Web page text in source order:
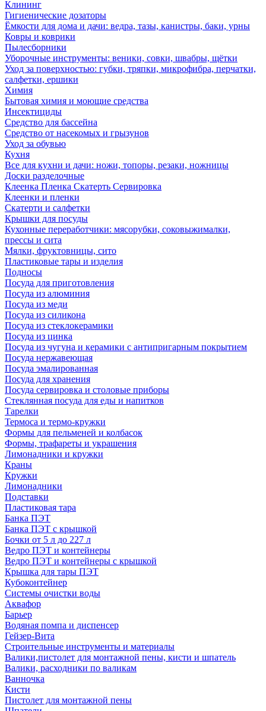
Клининг
Гигиенические дозаторы
Ёмкости для дома и дачи: ведра, тазы, канистры, баки, урны
Ковры и коврики
Пылесборники
Уборочные инструменты: веники, совки, швабры, щётки
Уход за поверхностью: губки, тряпки, микрофибра, перчатки,
салфетки, ершики
Химия
Бытовая химия и моющие средства
Инсектициды
Средство для бассейна
Средство от насекомых и грызунов
Уход за обувью
Кухня
Все для кухни и дачи: ножи, топоры, резаки, ножницы
Доски разделочные
Клеенка Пленка Скатерть Сервировка
Клеенки и пленки
Скатерти и салфетки
Крышки для посуды
Кухонные переработчики: мясорубки, соковыжималки,
прессы и сита
Мялки, фруктовницы, сито
Пластиковые тары и изделия
Подносы
Посуда для приготовления
Посуда из алюминия
Посуда из меди
Посуда из силикона
Посуда из стеклокерамики
Посуда из цинка
Посуда из чугуна и керамики с антипригарным покрытием
Посуда нержавеющая
Посуда эмалированная
Посуда для хранения
Посуда сервировка и столовые приборы
Стеклянная посуда для еды и напитков
Тарелки
Термоса и термо-кружки
Формы для пельменей и колбасок
Формы, трафареты и украшения
Лимонадники и кружки
Краны
Кружки
Лимонадники
Подставки
Пластиковая тара
Банка ПЭТ
Банка ПЭТ с крышкой
Бочки от 5 л до 227 л
Ведро ПЭТ и контейнеры
Ведро ПЭТ и контейнеры с крышкой
Крышка для тары ПЭТ
Кубоконтейнер
Системы очистки воды
Аквафор
Барьер
Водяная помпа и диспенсер
Гейзер-Вита
Строительные инструменты и материалы
Валики,пистолет для монтажной пены, кисти и шпатель
Валики, расходники по валикам
Ванночка
Кисти
Пистолет для монтажной пены